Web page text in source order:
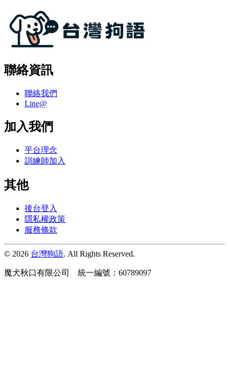
聯絡資訊
聯絡我們
Line@
加入我們
平台理念
訓練師加入
其他
後台登入
隱私權政策
服務條款
© 2026 台灣狗語. All Rights Reserved.
魔犬秋口有限公司 統一編號：60789097